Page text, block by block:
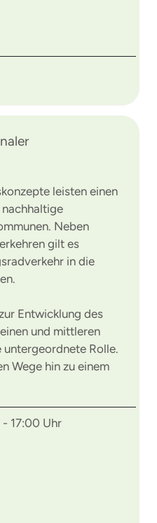
leisten einen
Neben
gilt es
in die
Entwicklung des
und mittleren
untergeordnete Rolle.
Wege hin zu einem
17:00 Uhr